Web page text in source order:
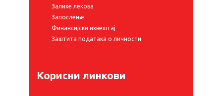
Залихе лекова
Запослење
Финансијски извештај
Заштита података о личности
Корисни линкови